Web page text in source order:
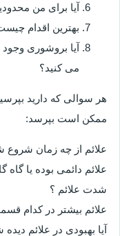
آیا برای من
بهترین اقدام
آیا بروشوری
می کنید؟
هر سوالی که دارید
ممکن است بپرسد:
علائم از چه زمان شروع
علائم دائمی بوده یا
شدت علائم ؟
علائم بیشتر در کدام
آیا بهبودی در علائم